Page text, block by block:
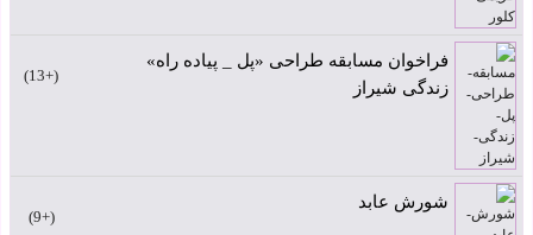
فراخوان مسابقه طراحی «پل _ پیاده راه»
زندگی شیراز
+13
شورش عابد
+9